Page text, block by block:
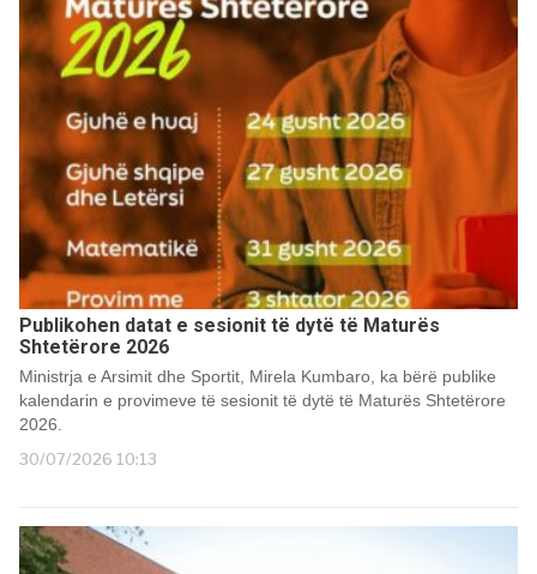
Publikohen datat e sesionit të dytë të Maturës
Shtetërore 2026
Ministrja e Arsimit dhe Sportit, Mirela Kumbaro, ka bërë publike
kalendarin e provimeve të sesionit të dytë të Maturës Shtetërore
2026.
30/07/2026 10:13